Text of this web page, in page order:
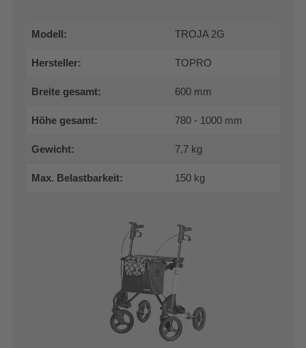
Modell: TROJA 2G
Hersteller: TOPRO
Breite gesamt: 600 mm
Höhe gesamt: 780 - 1000 mm
Gewicht: 7,7 kg
Max. Belastbarkeit: 150 kg